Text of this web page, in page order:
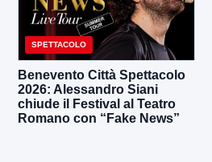
SPETTACOLO
Benevento Città Spettacolo
2026: Alessandro Siani
chiude il Festival al Teatro
Romano con “Fake News”